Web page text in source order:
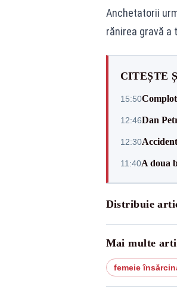
Anchetatorii
rănirea gravă a
CITEȘTE
15:50
12:46Dan
12:30
11:40A doua
Distribuie
Mai multe
femeie